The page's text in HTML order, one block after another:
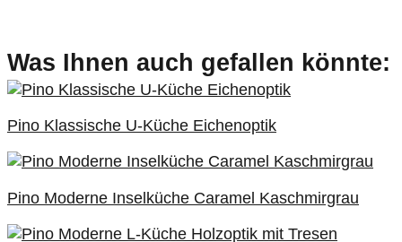
Was Ihnen auch gefallen könnte:
Pino Klassische U-Küche Eichenoptik
Pino Moderne Inselküche Caramel Kaschmirgrau